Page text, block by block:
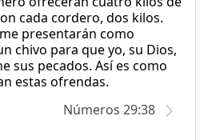
cada cordero, dos kilos.
presentarán como
chivo para que yo, su Dios,
sus pecados. Así es como
estas ofrendas.
Números 29:38